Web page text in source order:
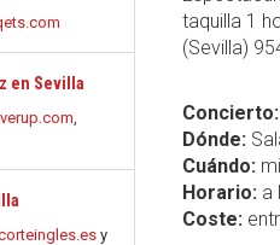
en Sevilla
,
y
taquilla 1
(Sevilla)
Dónde:
Cuándo:
Horario: a
Coste: